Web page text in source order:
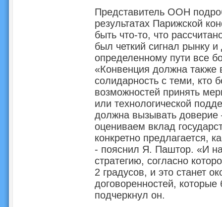
Представитель ООН
результатах Парижской
быть что-то, что
был четкий сигнал рынку
определенному пути все
«Конвенция должна также
солидарность с теми, кто
возможностей принять
или технологической
должна вызывать доверие
оцениваем вклад
конкретно предлагается,
- пояснил Я. Паштор. «И
стратегию, согласно
2 градусов, и это станет
договоренностей,
подчеркнул он.